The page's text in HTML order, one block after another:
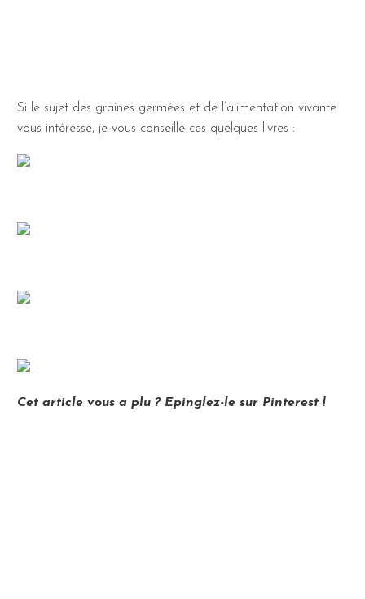
Si le sujet des graines germées et de l’alimentation vivante
vous intéresse, je vous conseille ces quelques livres :
Cet article vous a plu ? Epinglez-le sur Pinterest !